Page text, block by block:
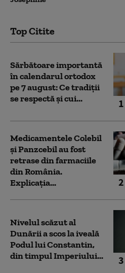
Top Citite
1
Sărbătoare importantă
în calendarul ortodox
pe 7 august: Ce tradiții
se respectă și cui...
2
Medicamentele Colebil
și Panzcebil au fost
retrase din farmaciile
din România.
Explicația...
3
Nivelul scăzut al
Dunării a scos la iveală
Podul lui Constantin,
din timpul Imperiului...